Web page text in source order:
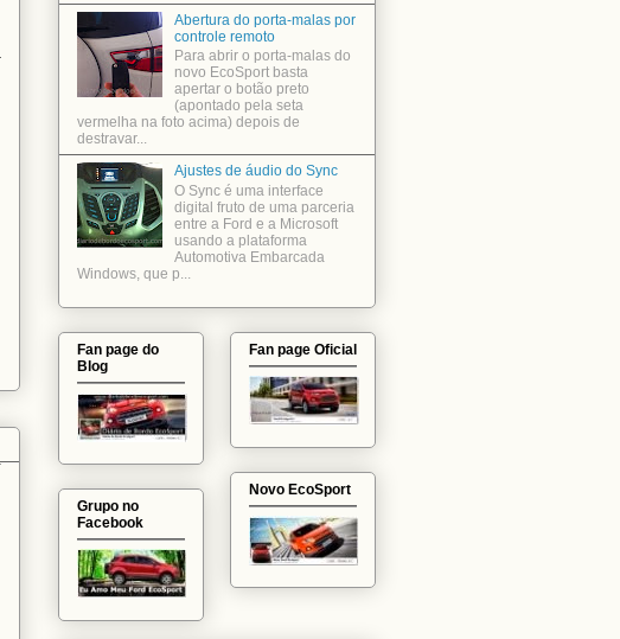
Abertura do porta-malas por
controle remoto
Para abrir o porta-malas do
novo EcoSport basta
apertar o botão preto
(apontado pela seta
vermelha na foto acima) depois de
destravar...
Ajustes de áudio do Sync
O Sync é uma interface
digital fruto de uma parceria
entre a Ford e a Microsoft
usando a plataforma
Automotiva Embarcada
Windows, que p...
Fan page do
Blog
Grupo no
Facebook
Fan page Oficial
Novo EcoSport